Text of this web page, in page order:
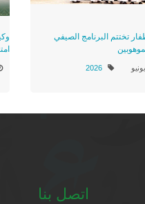
تختتم البرنامج الصيفي
2026
اتصل بنا